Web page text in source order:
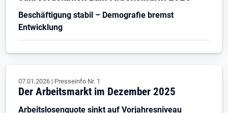
Beschäftigung stabil – Demografie bremst
Entwicklung
07.01.2026 | Presseinfo Nr. 1
Der Arbeitsmarkt im Dezember 2025
Arbeitslosenquote sinkt auf Vorjahresniveau